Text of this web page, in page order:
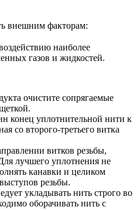
внешним факторам:
наиболее
газов и жидкостей.
очистите сопрягаемые
конец уплотнительной нити к
со второго-третьего витка
витков резьбы,
лучшего уплотнения не
канавки и целиком
резьбы.
укладывать нить строго во
оборачивать нить с